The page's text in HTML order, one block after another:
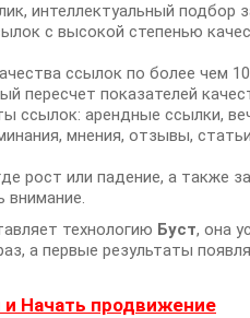
интеллектуальный подбор
с высокой степенью
ссылок по более чем
пересчет показателей
ссылок: арендные ссылки,
мнения, отзывы,
рост или падение, а также
внимание.
технологию Буст, она
а первые результаты
и Начать продвижение